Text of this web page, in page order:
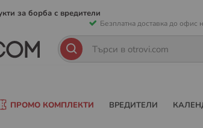
за борба с вредители
Безплатна доставка до офис
към
съдържанието
ТърсенеТърсене
ПРОМО КОМПЛЕКТИ ВРЕДИТЕЛИ